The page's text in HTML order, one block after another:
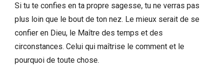
Si tu te confies en ta propre sagesse, tu ne verras pas
plus loin que le bout de ton nez. Le mieux serait de se
confier en Dieu, le Maître des temps et des
circonstances. Celui qui maîtrise le comment et le
pourquoi de toute chose.